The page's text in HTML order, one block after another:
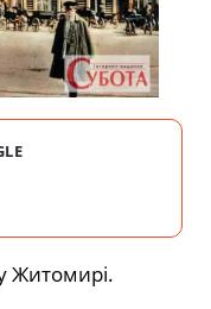
Житомирі.